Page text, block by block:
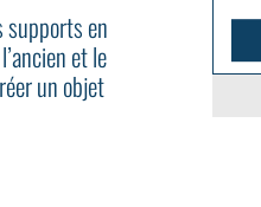
supports en
et le
un objet